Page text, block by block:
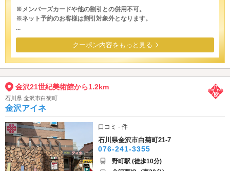
※メンバーズカードや他の割引との併用不可。
※ネット予約のお客様は割引対象外となります。
...
クーポン内容をもっと見る
金沢21世紀美術館から1.2km
石川県 金沢市白菊町
金沢アイネ
口コミ - 件
石川県金沢市白菊町21-7
076-241-3355
野町駅 (徒歩10分)